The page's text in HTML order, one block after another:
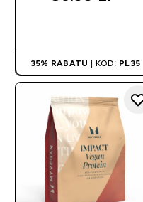
35% RABATU | KOD: PL35